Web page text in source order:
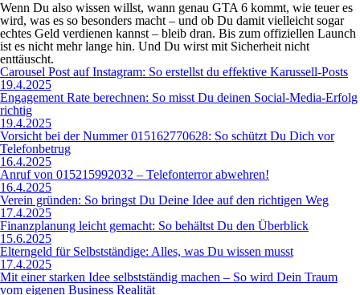
Wenn Du also wissen willst, wann genau GTA 6 kommt, wie teuer es
wird, was es so besonders macht – und ob Du damit vielleicht sogar
echtes Geld verdienen kannst – bleib dran. Bis zum offiziellen Launch
ist es nicht mehr lange hin. Und Du wirst mit Sicherheit nicht
enttäuscht.
Carousel Post auf Instagram: So erstellst du effektive Karussell-Posts
19.4.2025
Engagement Rate berechnen: So misst Du deinen Social-Media-Erfolg
richtig
19.4.2025
Vorsicht bei der Nummer 015162770628: So schützt Du Dich vor
Telefonbetrug
16.4.2025
Anruf von 015215992032 – Telefonterror abwehren!
16.4.2025
Verein gründen: So bringst Du Deine Idee auf den richtigen Weg
17.4.2025
Finanzplanung leicht gemacht: So behältst Du den Überblick
15.6.2025
Elterngeld für Selbstständige: Alles, was Du wissen musst
17.4.2025
Mit einer starken Idee selbstständig machen – So wird Dein Traum
vom eigenen Business Realität